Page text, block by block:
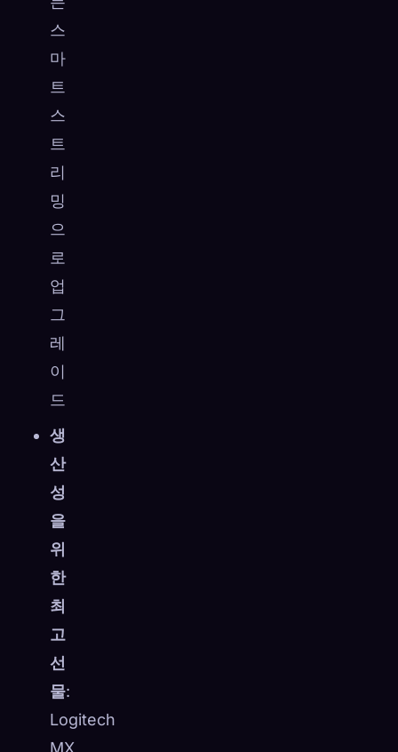
스
마
트
스
트
리
밍
으
로
업
그
레
이
드
생
산
성
을
위
한
최
고
선
물:
Logitech
MX